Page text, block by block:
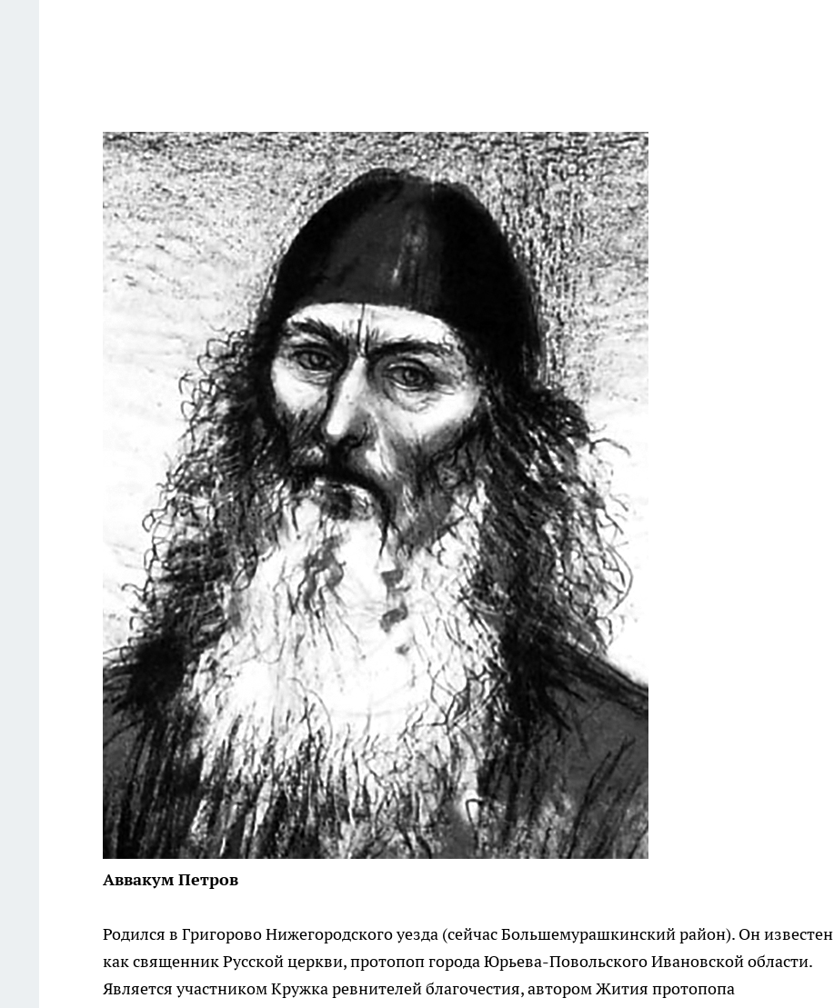
Аввакум Петров
Родился в Григорово Нижегородского уезда (сейчас Большемурашкинский район). Он известен
как священник Русской церкви, протопоп города Юрьева-Повольского Ивановской области.
Является участником Кружка ревнителей благочестия, автором Жития протопопа